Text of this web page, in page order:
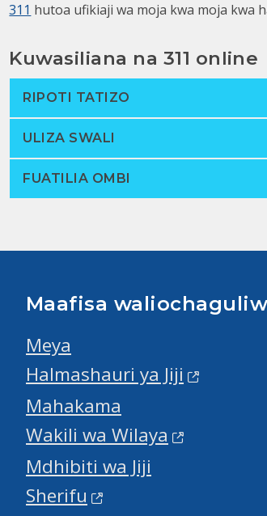
311 hutoa ufikiaji wa moja kwa moja kwa
Kuwasiliana na 311 online
RIPOTI TATIZO
ULIZA SWALI
FUATILIA OMBI
Maafisa
Meya
Halmashauri ya Jiji
Mahakama
Wakili wa Wilaya
Mdhibiti wa Jiji
Sherifu